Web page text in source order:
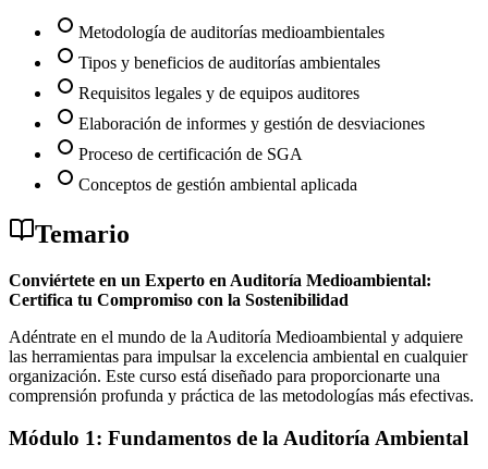
Metodología de auditorías medioambientales
Tipos y beneficios de auditorías ambientales
Requisitos legales y de equipos auditores
Elaboración de informes y gestión de desviaciones
Proceso de certificación de SGA
Conceptos de gestión ambiental aplicada
Temario
Conviértete en un Experto en Auditoría Medioambiental:
Certifica tu Compromiso con la Sostenibilidad
Adéntrate en el mundo de la Auditoría Medioambiental y adquiere
las herramientas para impulsar la excelencia ambiental en cualquier
organización. Este curso está diseñado para proporcionarte una
comprensión profunda y práctica de las metodologías más efectivas.
Módulo 1: Fundamentos de la Auditoría Ambiental